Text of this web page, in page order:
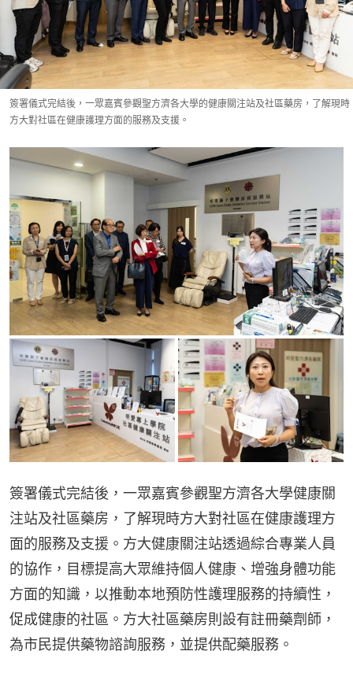
簽署儀式完結後，一眾嘉賓參觀聖方濟各大學的健康關注站及社區藥房，了解現時
方大對社區在健康護理方面的服務及支援。
簽署儀式完結後，一眾嘉賓參觀聖方濟各大學健康關
注站及社區藥房，了解現時方大對社區在健康護理方
面的服務及支援。方大健康關注站透過綜合專業人員
的協作，目標提高大眾維持個人健康、增強身體功能
方面的知識，以推動本地預防性護理服務的持續性，
促成健康的社區。方大社區藥房則設有註冊藥劑師，
為市民提供藥物諮詢服務，並提供配藥服務。